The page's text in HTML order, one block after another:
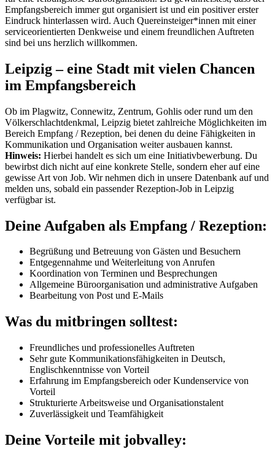
Empfangsbereich immer gut organisiert ist und ein positiver erster
Eindruck hinterlassen wird. Auch Quereinsteiger*innen mit einer
serviceorientierten Denkweise und einem freundlichen Auftreten
sind bei uns herzlich willkommen.
Leipzig – eine Stadt mit vielen Chancen
im Empfangsbereich
Ob im Plagwitz, Connewitz, Zentrum, Gohlis oder rund um den
Völkerschlachtdenkmal, Leipzig bietet zahlreiche Möglichkeiten im
Bereich Empfang / Rezeption, bei denen du deine Fähigkeiten in
Kommunikation und Organisation weiter ausbauen kannst.
Hinweis: Hierbei handelt es sich um eine Initiativbewerbung. Du
bewirbst dich nicht auf eine konkrete Stelle, sondern eher auf eine
gewisse Art von Job. Wir nehmen dich in unsere Datenbank auf und
melden uns, sobald ein passender Rezeption-Job in Leipzig
verfügbar ist.
Deine Aufgaben als Empfang / Rezeption:
Begrüßung und Betreuung von Gästen und Besuchern
Entgegennahme und Weiterleitung von Anrufen
Koordination von Terminen und Besprechungen
Allgemeine Büroorganisation und administrative Aufgaben
Bearbeitung von Post und E-Mails
Was du mitbringen solltest:
Freundliches und professionelles Auftreten
Sehr gute Kommunikationsfähigkeiten in Deutsch,
Englischkenntnisse von Vorteil
Erfahrung im Empfangsbereich oder Kundenservice von
Vorteil
Strukturierte Arbeitsweise und Organisationstalent
Zuverlässigkeit und Teamfähigkeit
Deine Vorteile mit jobvalley: